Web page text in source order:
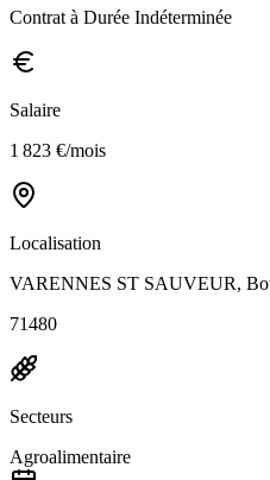
Contrat à Durée Indéterminée
Salaire
1 823 €/mois
Localisation
VARENNES ST SAUVEUR,
71480
Secteurs
Agroalimentaire